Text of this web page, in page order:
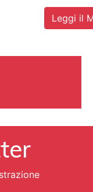
Leggi il